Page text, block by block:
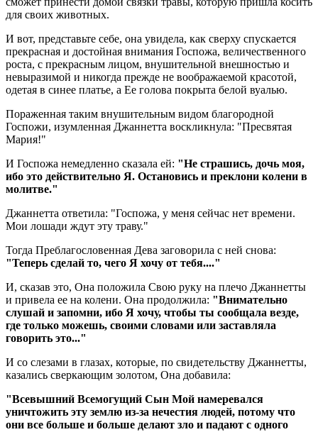
для своих животных.
И вот, представьте себе, она увидела, как сверху спускается
прекрасная и достойная внимания Госпожа, величественного
роста, с прекрасным лицом, внушительной внешностью и
невыразимой и никогда прежде не воображаемой красотой,
одетая в синее платье, а Ее голова покрыта белой вуалью.
Пораженная таким внушительным видом благородной
Госпожи, изумленная Джаннетта воскликнула: "Пресвятая
Мария!"
И Госпожа немедленно сказала ей: "Не страшись, дочь моя,
ибо это действительно Я. Остановись и преклони колени в
молитве."
Джаннетта ответила: "Госпожа, у меня сейчас нет времени.
Мои лошади ждут эту траву."
Тогда Преблагословенная Дева заговорила с ней снова:
"Теперь сделай то, чего Я хочу от тебя...."
И, сказав это, Она положила Свою руку на плечо Джаннетты
и привела ее на колени. Она продолжила: "Внимательно
слушай и запомни, ибо Я хочу, чтобы ты сообщала везде,
где только можешь, своими словами или заставляла
говорить это..."
И со слезами в глазах, которые, по свидетельству Джаннетты,
казались сверкающим золотом, Она добавила:
"Всевышний Всемогущий Сын Мой намеревался
уничтожить эту землю из-за нечестия людей, потому что
они все больше и больше делают зло и падают с одного